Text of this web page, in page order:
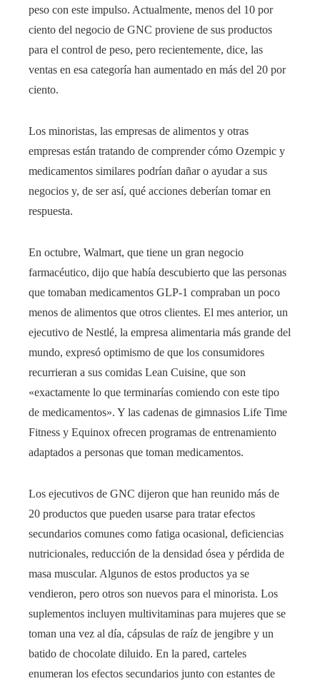
peso con este impulso. Actualmente, menos del 10 por
ciento del negocio de GNC proviene de sus productos
para el control de peso, pero recientemente, dice, las
ventas en esa categoría han aumentado en más del 20 por
ciento.
Los minoristas, las empresas de alimentos y otras
empresas están tratando de comprender cómo Ozempic y
medicamentos similares podrían dañar o ayudar a sus
negocios y, de ser así, qué acciones deberían tomar en
respuesta.
En octubre, Walmart, que tiene un gran negocio
farmacéutico, dijo que había descubierto que las personas
que tomaban medicamentos GLP-1 compraban un poco
menos de alimentos que otros clientes. El mes anterior, un
ejecutivo de Nestlé, la empresa alimentaria más grande del
mundo, expresó optimismo de que los consumidores
recurrieran a sus comidas Lean Cuisine, que son
«exactamente lo que terminarías comiendo con este tipo
de medicamentos». Y las cadenas de gimnasios Life Time
Fitness y Equinox ofrecen programas de entrenamiento
adaptados a personas que toman medicamentos.
Los ejecutivos de GNC dijeron que han reunido más de
20 productos que pueden usarse para tratar efectos
secundarios comunes como fatiga ocasional, deficiencias
nutricionales, reducción de la densidad ósea y pérdida de
masa muscular. Algunos de estos productos ya se
vendieron, pero otros son nuevos para el minorista. Los
suplementos incluyen multivitaminas para mujeres que se
toman una vez al día, cápsulas de raíz de jengibre y un
batido de chocolate diluido. En la pared, carteles
enumeran los efectos secundarios junto con estantes de